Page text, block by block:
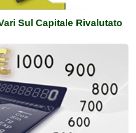
Sul Capitale Rivalutato